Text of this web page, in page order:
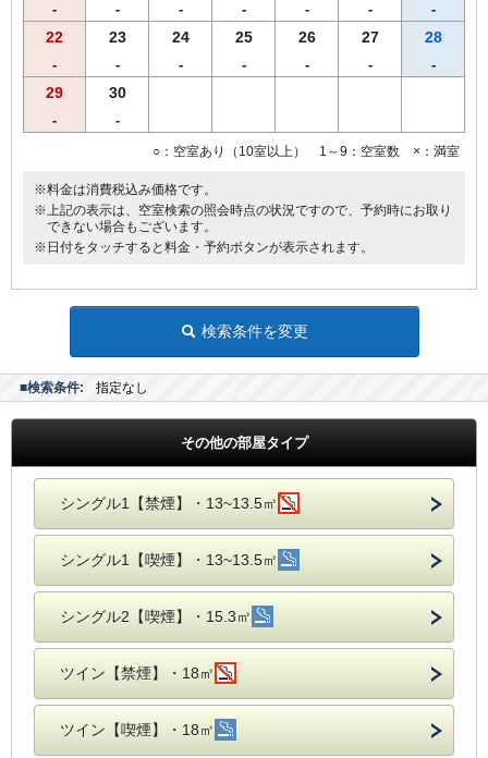
- - - - - - -
22
-
23
-
24
-
25
-
26
-
27
-
28
-
29
-
30
-
○：空室あり（10室以上） 1～9：空室数 ×：満室
※料金は消費税込み価格です。
※上記の表示は、空室検索の照会時点の状況ですので、予約時にお取り
できない場合もございます。
※日付をタッチすると料金・予約ボタンが表示されます。
検索条件を変更
■検索条件: 指定なし
その他の部屋タイプ
シングル1【禁煙】・13~13.5㎡
シングル1【喫煙】・13~13.5㎡
シングル2【喫煙】・15.3㎡
ツイン【禁煙】・18㎡
ツイン【喫煙】・18㎡